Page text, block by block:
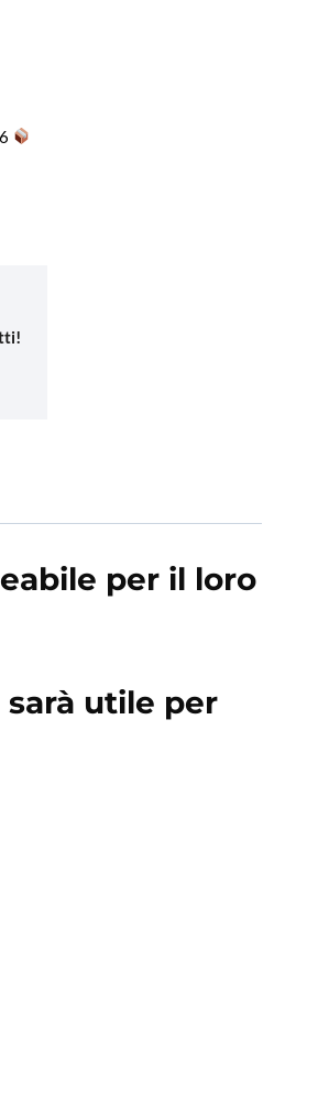
per il loro
utile per